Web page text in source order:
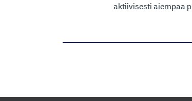
aktiivisesti aiempaa